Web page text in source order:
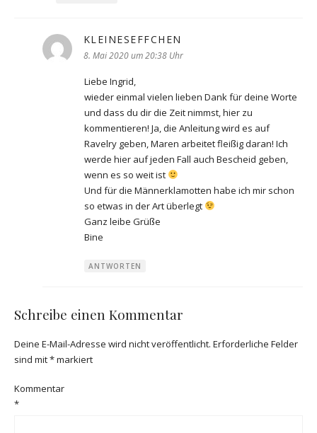
KLEINESEFFCHEN
8. Mai 2020 um 20:38 Uhr
Liebe Ingrid,
wieder einmal vielen lieben Dank für deine Worte
und dass du dir die Zeit nimmst, hier zu
kommentieren! Ja, die Anleitung wird es auf
Ravelry geben, Maren arbeitet fleißig daran! Ich
werde hier auf jeden Fall auch Bescheid geben,
wenn es so weit ist
Und für die Männerklamotten habe ich mir schon
so etwas in der Art überlegt
Ganz leibe Grüße
Bine
ANTWORTEN
Schreibe einen Kommentar
Deine E-Mail-Adresse wird nicht veröffentlicht. Erforderliche Felder
sind mit*markiert
Kommentar
*